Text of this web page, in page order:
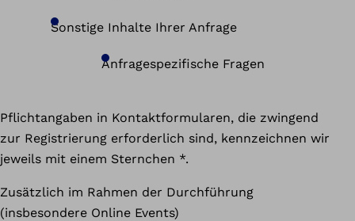
Sonstige Inhalte Ihrer Anfrage
Anfragespezifische Fragen
Pflichtangaben in Kontaktformularen, die zwingend
zur Registrierung erforderlich sind, kennzeichnen wir
jeweils mit einem Sternchen *.
Zusätzlich im Rahmen der Durchführung
(insbesondere Online Events)